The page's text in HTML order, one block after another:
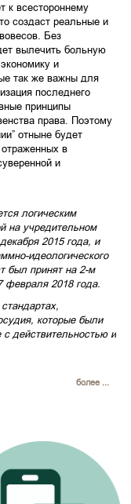
к всестороннему
создаст реальные и
Без
вылечить больную
и
так же важны для
последнего
принципы
права. Поэтому
отныне будет
в
и
логическим
на учредительном
2015 года, и
идеологического
был принят на 2-м
февраля 2018 года.
которые были
действительностью и
более ...